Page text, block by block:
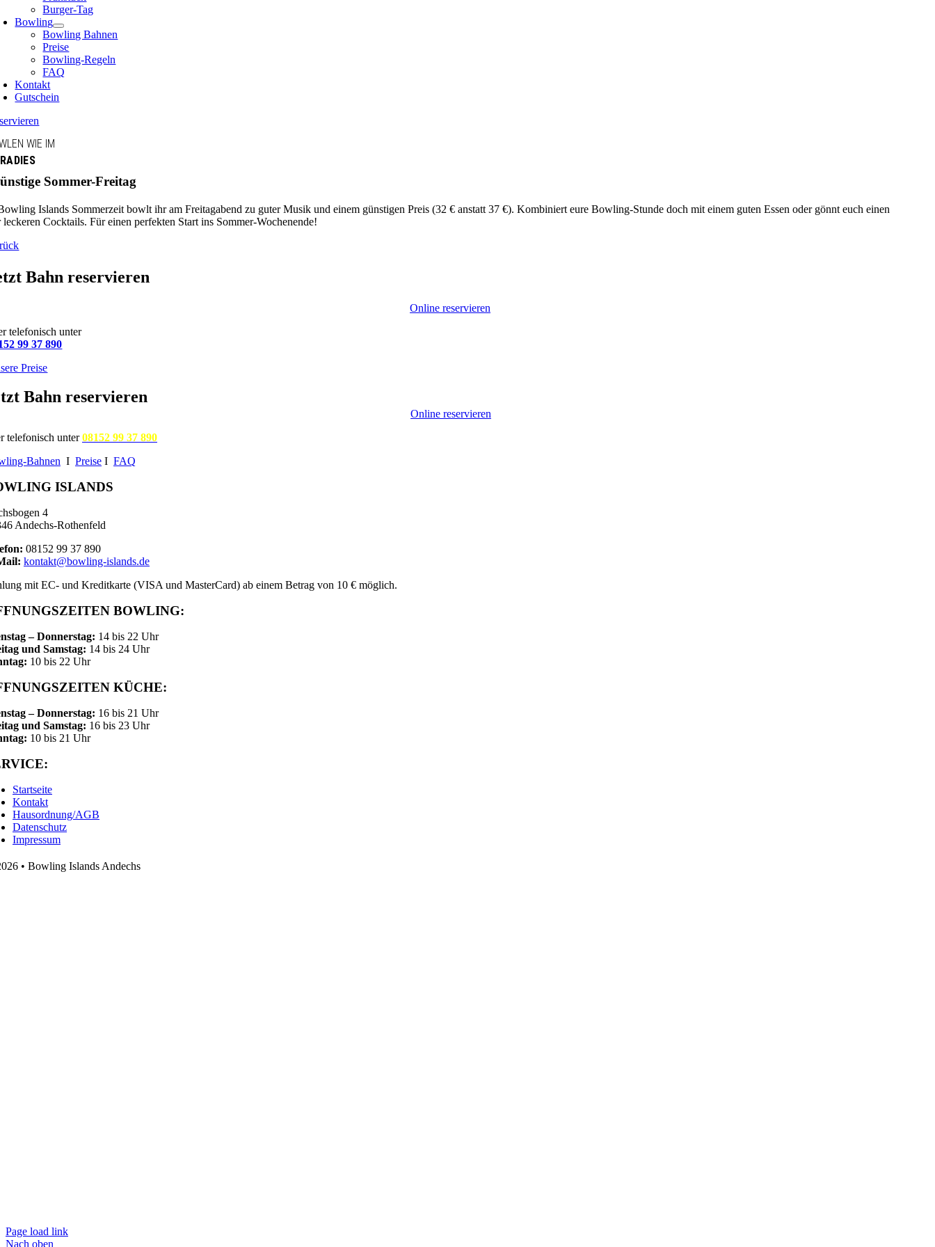
Burger-Tag
Bowling
Bowling Bahnen
Preise
Bowling-Regeln
FAQ
Kontakt
Gutschein
WIE IM
Sommer-Freitag
Islands Sommerzeit bowlt ihr am Freitagabend zu guter Musik und einem günstigen Preis (32 € anstatt 37 €). Kombiniert eure Bowling-Stunde doch mit einem guten Essen oder gönnt euch einen
leckeren Cocktails. Für einen perfekten Start ins Sommer-Wochenende!
Bahn reservieren
Online reservieren
telefonisch unter
99 37 890
Preise
Bahn reservieren
Online reservieren
telefonisch unter08152 99 37 890
Bahnen I Preise I FAQ
ISLANDS
4
Andechs-Rothenfeld
08152 99 37 890
kontakt@bowling-islands.de
mit EC- und Kreditkarte (VISA und MasterCard) ab einem Betrag von 10 € möglich.
BOWLING:
– Donnerstag: 14 bis 22 Uhr
und Samstag: 14 bis 24 Uhr
10 bis 22 Uhr
KÜCHE:
– Donnerstag: 16 bis 21 Uhr
und Samstag: 16 bis 23 Uhr
10 bis 21 Uhr
Startseite
Kontakt
Hausordnung/AGB
Datenschutz
Impressum
• Bowling Islands Andechs
Page load link
Nach oben